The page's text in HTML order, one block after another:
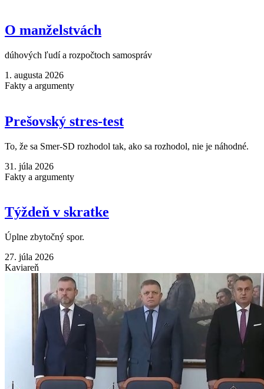
O manželstvách
dúhových ľudí a rozpočtoch samospráv
1. augusta 2026
Fakty a argumenty
Prešovský stres-test
To, že sa Smer-SD rozhodol tak, ako sa rozhodol, nie je náhodné.
31. júla 2026
Fakty a argumenty
Týždeň v skratke
Úplne zbytočný spor.
27. júla 2026
Kaviareň